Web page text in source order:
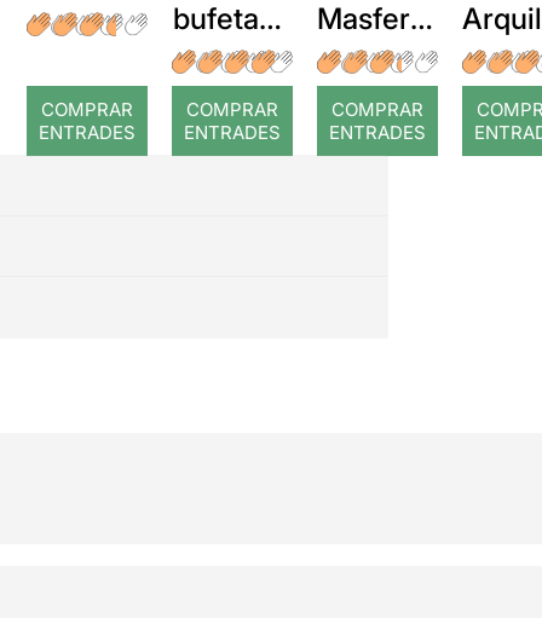
COMPRAR
ENTRADES
bufetada
a temps
COMPRAR
ENTRADES
Masferre
r: Temps
COMPRAR
ENTRADES
: